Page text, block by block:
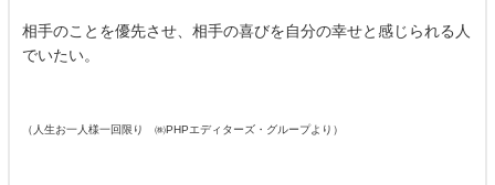
相手のことを優先させ、相手の喜びを自分の幸せと感じられる人
でいたい。
（人生お一人様一回限り ㈱PHPエディターズ・グループより）